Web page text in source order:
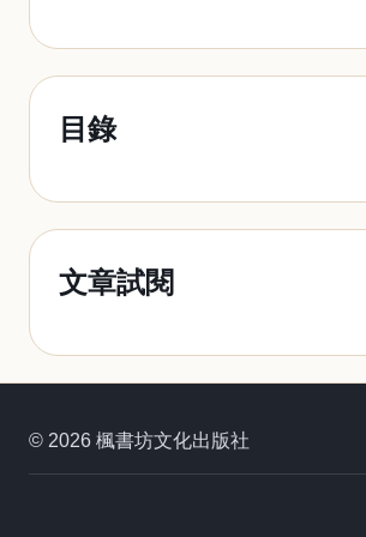
目錄
文章試閱
© 2026 楓書坊文化出版社